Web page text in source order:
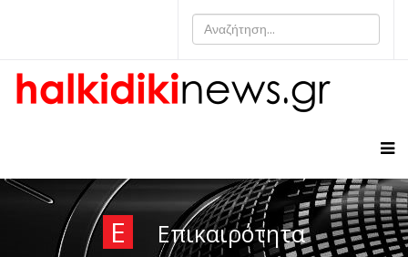
Ε Επικαιρότητα